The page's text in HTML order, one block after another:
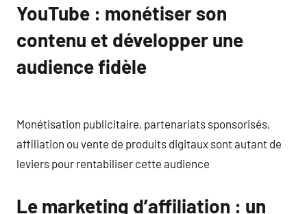
YouTube : monétiser son
contenu et développer une
audience fidèle
Monétisation publicitaire, partenariats sponsorisés,
affiliation ou vente de produits digitaux sont autant de
leviers pour rentabiliser cette audience
Le marketing d’affiliation : un